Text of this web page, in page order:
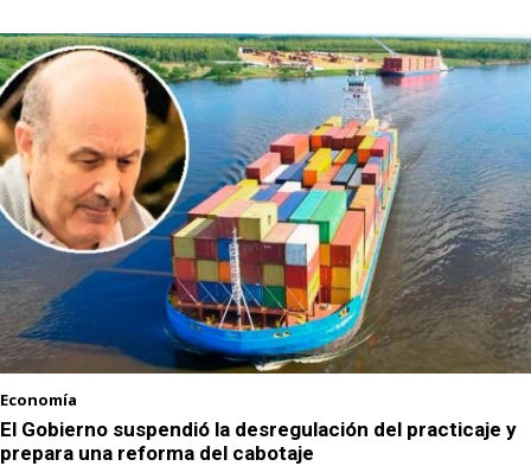
Economía
El Gobierno suspendió la desregulación del practicaje y
prepara una reforma del cabotaje